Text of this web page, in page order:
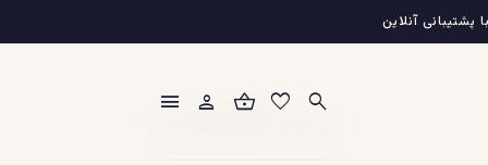
رفتن
به
آنلاین
search
favorite
shopping_basket
person
menu
دسته: 4447 26.12